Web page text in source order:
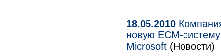
18.05.2010
новую ECM-
Microsoft (Новости)